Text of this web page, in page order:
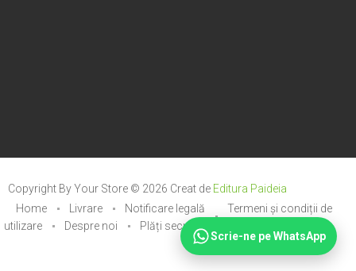
Scrie-ne pe WhatsApp
Copyright By Your Store © 2026 Creat de Editura Paideia
Home
Livrare Notificare legală
Termeni și condiții de
utilizare
Despre noi Plăți securizate